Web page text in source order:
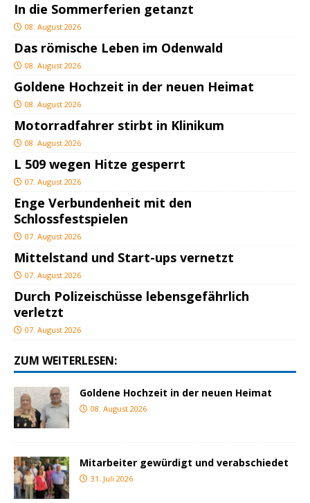
In die Sommerferien getanzt
08. August 2026
Das römische Leben im Odenwald
08. August 2026
Goldene Hochzeit in der neuen Heimat
08. August 2026
Motorradfahrer stirbt in Klinikum
08. August 2026
L 509 wegen Hitze gesperrt
07. August 2026
Enge Verbundenheit mit den
Schlossfestspielen
07. August 2026
Mittelstand und Start-ups vernetzt
07. August 2026
Durch Polizeischüsse lebensgefährlich
verletzt
07. August 2026
ZUM WEITERLESEN:
Goldene Hochzeit in der neuen Heimat
08. August 2026
Mitarbeiter gewürdigt und verabschiedet
31. Juli 2026